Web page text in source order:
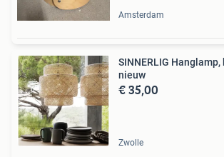
Amsterdam
SINNERLIG
nieuw
€ 35,00
Zwolle